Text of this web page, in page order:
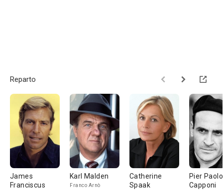
Reparto
James
Franciscus
Karl Malden
Franco Arnò
Catherine
Spaak
Pier Paolo
Capponi